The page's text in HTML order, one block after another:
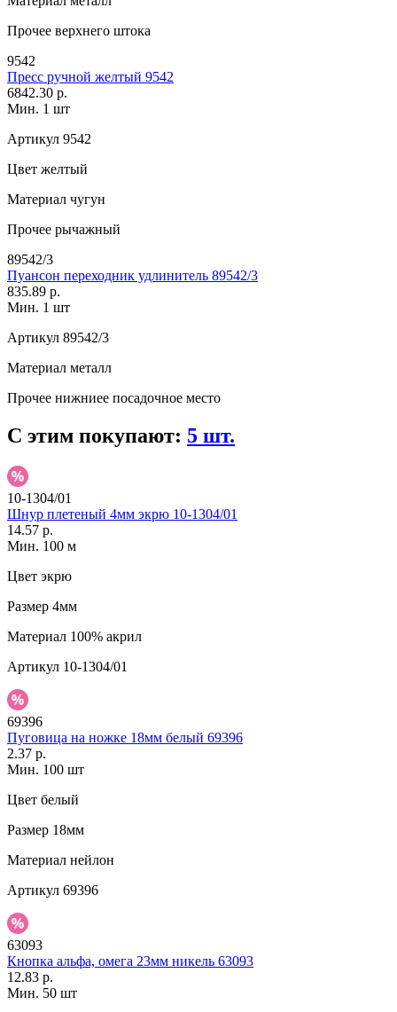
Прочее верхнего штока
9542
Пресс ручной желтый 9542
6842.30 р.
Мин. 1 шт
Артикул 9542
Цвет желтый
Материал чугун
Прочее рычажный
89542/3
Пуансон переходник удлинитель 89542/3
835.89 р.
Мин. 1 шт
Артикул 89542/3
Материал металл
Прочее нижниее посадочное место
С этим покупают: 5 шт.
10-1304/01
Шнур плетеный 4мм экрю 10-1304/01
14.57 р.
Мин. 100 м
Цвет экрю
Размер 4мм
Материал 100% акрил
Артикул 10-1304/01
69396
Пуговица на ножке 18мм белый 69396
2.37 р.
Мин. 100 шт
Цвет белый
Размер 18мм
Материал нейлон
Артикул 69396
63093
Кнопка альфа, омега 23мм никель 63093
12.83 р.
Мин. 50 шт